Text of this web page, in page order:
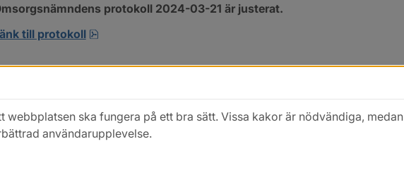
protokoll 2024-03-21 är justerat.
till protokoll
pdf, 274.2 kB, öppnas i nytt fönster.
ska fungera på ett bra sätt. Vissa kakor är nödvändiga, medan
användarupplevelse.